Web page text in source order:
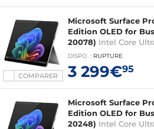
COMPARER
Microsoft Surface
Edition OLED for
20078) Intel Core
OLED Tactile 120 Hz
Windows 11
DISPO : RUPTURE
3 299€95
Microsoft Surface
Edition OLED for
20248) Intel Core